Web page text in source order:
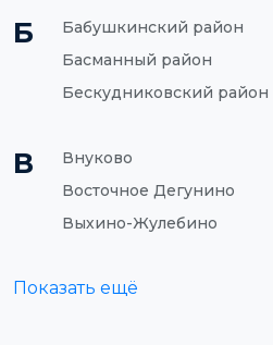
Б
Бабушкинский район
Басманный район
Бескудниковский район
В
Внуково
Восточное Дегунино
Выхино-Жулебино
Показать ещё